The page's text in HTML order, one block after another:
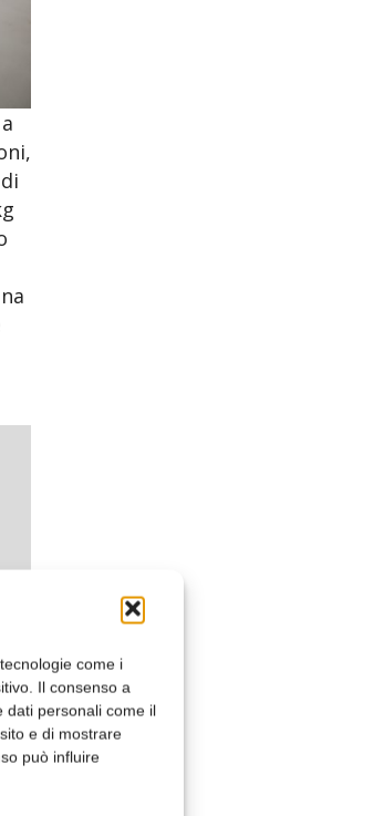
come i
Il consenso a
dati personali come il
e di mostrare
può influire